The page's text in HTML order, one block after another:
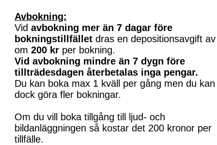
Avbokning:
Vid avbokning mer än 7 dagar före
bokningstillfället dras en depositionsavgift av
om 200 kr per bokning.
Vid avbokning mindre än 7 dygn före
tillträdesdagen återbetalas inga pengar.
Du kan boka max 1 kväll per gång men du kan
dock göra fler bokningar.
Om du vill boka tillgång till ljud- och
bildanläggningen så kostar det 200 kronor per
tillfälle.